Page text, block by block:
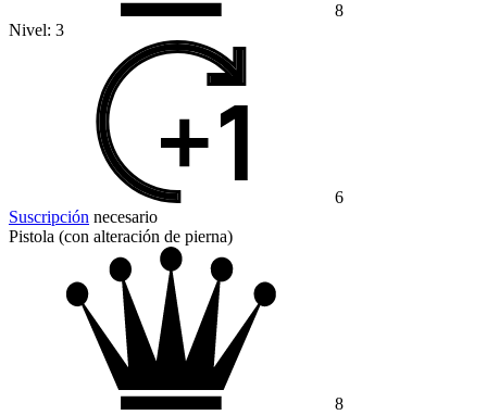
8
Nivel: 3
6
Suscripción necesario
Pistola (con alteración de pierna)
8